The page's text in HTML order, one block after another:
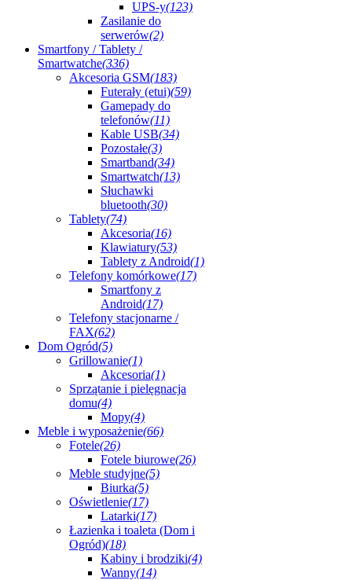
UPS-y(123)
Zasilanie do
serwerów(2)
Smartfony / Tablety /
Smartwatche(336)
Akcesoria GSM(183)
Futerały (etui)(59)
Gamepady do
telefonów(11)
Kable USB(34)
Pozostałe(3)
Smartband(34)
Smartwatch(13)
Słuchawki
bluetooth(30)
Tablety(74)
Akcesoria(16)
Klawiatury(53)
Tablety z Android(1)
Telefony komórkowe(17)
Smartfony z
Android(17)
Telefony stacjonarne /
FAX(62)
Dom Ogród(5)
Grillowanie(1)
Akcesoria(1)
Sprzątanie i pielęgnacja
domu(4)
Mopy(4)
Meble i wyposażenie(66)
Fotele(26)
Fotele biurowe(26)
Meble studyjne(5)
Biurka(5)
Oświetlenie(17)
Latarki(17)
Łazienka i toaleta (Dom i
Ogród)(18)
Kabiny i brodziki(4)
Wanny(14)